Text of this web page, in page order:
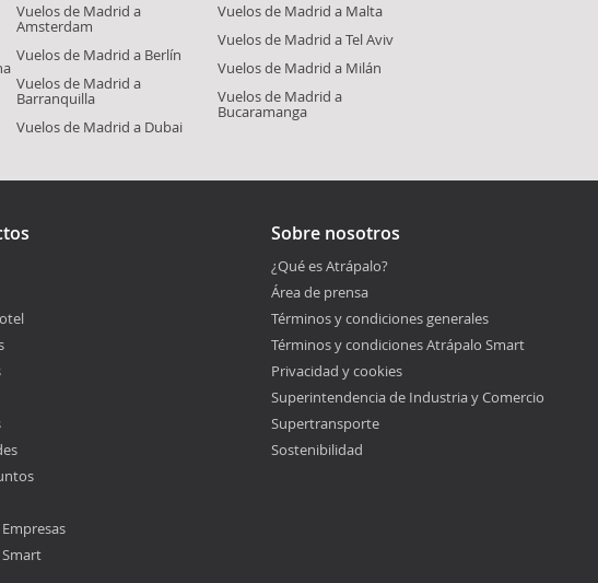
Vuelos de Madrid a
Amsterdam
Vuelos de Madrid a Berlín
Vuelos de Madrid a
Barranquilla
Vuelos de Madrid a Dubai
Vuelos de Madrid a Malta
Vuelos de Madrid a Tel Aviv
Vuelos de Madrid a Milán
Vuelos de Madrid a
Bucaramanga
Sobre nosotros
¿Qué es Atrápalo?
Área de prensa
Términos y condiciones generales
Términos y condiciones Atrápalo Smart
Privacidad y cookies
Superintendencia de Industria y Comercio
Supertransporte
Sostenibilidad